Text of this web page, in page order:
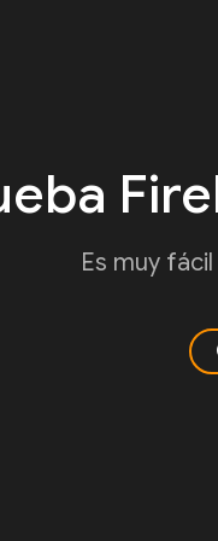
Es muy